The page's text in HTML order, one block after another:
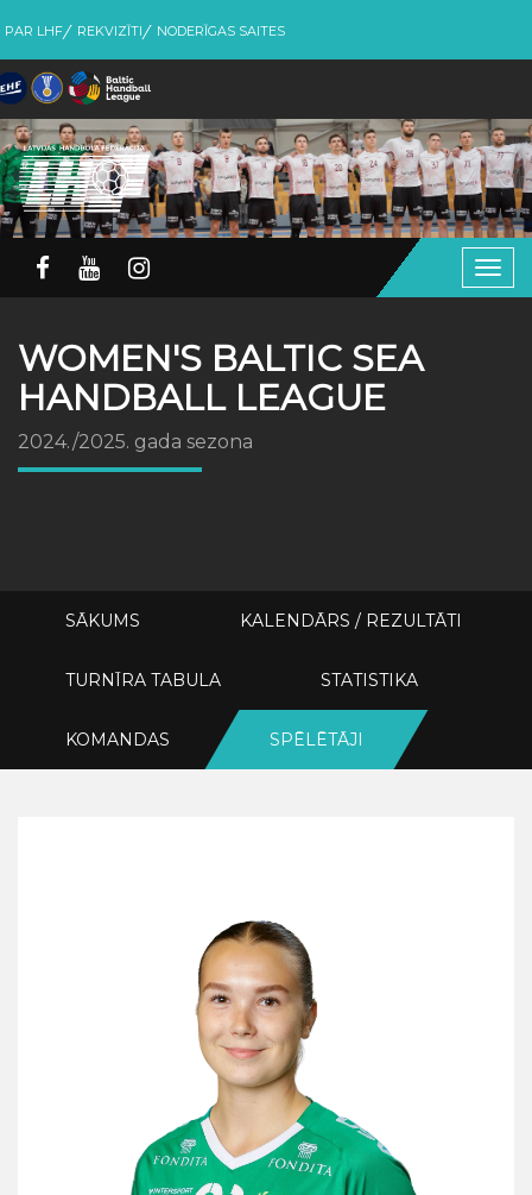
PAR LHF REKVIZĪTI NODERĪGAS SAITES
WOMEN'S BALTIC SEA
HANDBALL LEAGUE
2024./2025. gada sezona
SĀKUMS KALENDĀRS / REZULTĀTI
TURNĪRA TABULA STATISTIKA
KOMANDAS SPĒLĒTĀJI